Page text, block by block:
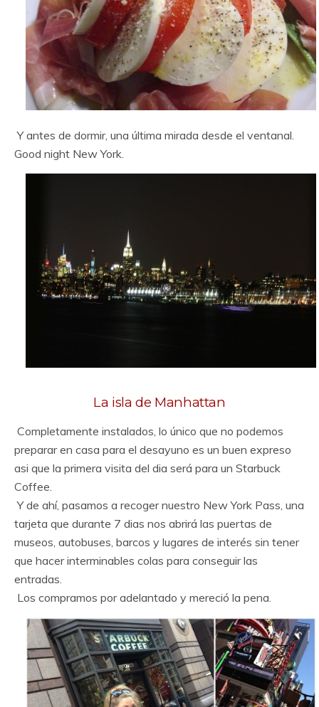
Y antes de dormir, una última mirada desde el ventanal.
Good night New York.
La isla de Manhattan
Completamente instalados, lo único que no podemos
preparar en casa para el desayuno es un buen expreso
asi que la primera visita del dia será para un Starbuck
Coffee.
Y de ahí, pasamos a recoger nuestro New York Pass, una
tarjeta que durante 7 dias nos abrirá las puertas de
museos, autobuses, barcos y lugares de interés sin tener
que hacer interminables colas para conseguir las
entradas.
Los compramos por adelantado y mereció la pena.